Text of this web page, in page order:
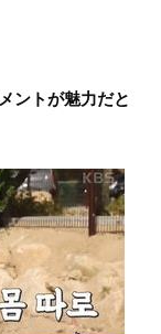
ントが魅力だと